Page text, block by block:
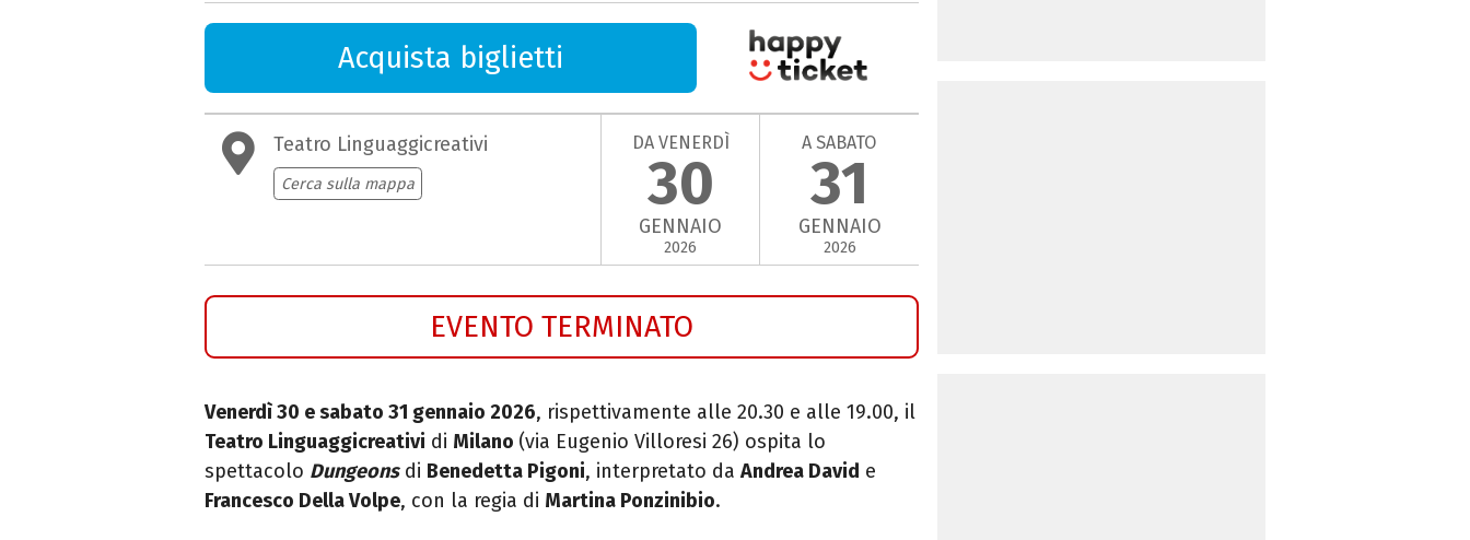
Acquista biglietti
Teatro Linguaggicreativi
Cerca sulla mappa
DA VENERDÌ
30
GENNAIO
2026
A SABATO
31
GENNAIO
2026
EVENTO TERMINATO
Venerdì 30 e sabato 31 gennaio 2026, rispettivamente alle 20.30 e alle 19.00, il
Teatro Linguaggicreativi di Milano (via Eugenio Villoresi 26) ospita lo
spettacolo Dungeonsdi Benedetta Pigoni, interpretato da Andrea David e
Francesco Della Volpe, con la regia di Martina Ponzinibio.